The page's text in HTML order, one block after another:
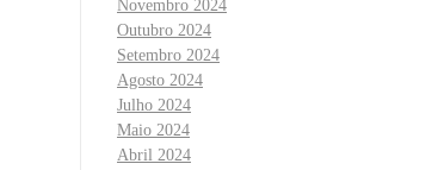
Novembro 2024
Outubro 2024
Setembro 2024
Agosto 2024
Julho 2024
Maio 2024
Abril 2024